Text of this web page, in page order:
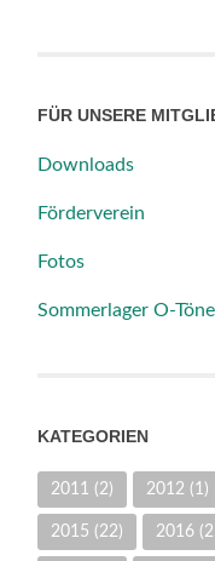
FÜR UNSERE
Downloads
Förderverein
Fotos
Sommerlager O-Töne
KATEGORIEN
2011 (2) 2012 (1)
2015 (22) 2016